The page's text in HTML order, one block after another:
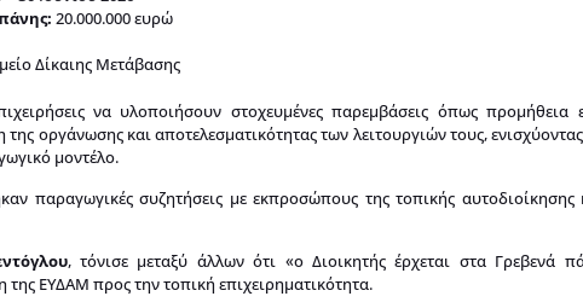
20.000.000 ευρώ
Δίκαιης Μετάβασης
να υλοποιήσουν στοχευμένες παρεμβάσεις όπως προμήθεια
οργάνωσης και αποτελεσματικότητας των λειτουργιών τους,
μοντέλο.
παραγωγικές συζητήσεις με εκπροσώπους της τοπικής αυτοδιοίκησης
, τόνισε μεταξύ άλλων ότι «ο Διοικητής έρχεται στα Γρεβενά
της ΕΥΔΑΜ προς την τοπική επιχειρηματικότητα.